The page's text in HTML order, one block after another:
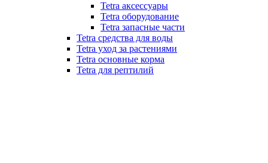
Tetra аксессуары
Tetra оборудование
Tetra запасные части
Tetra средства для воды
Tetra уход за растениями
Tetra основные корма
Tetra для рептилий